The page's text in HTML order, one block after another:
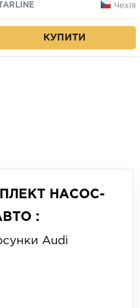
Чехія
КУПИТИ
НАСОС-
:
Audi